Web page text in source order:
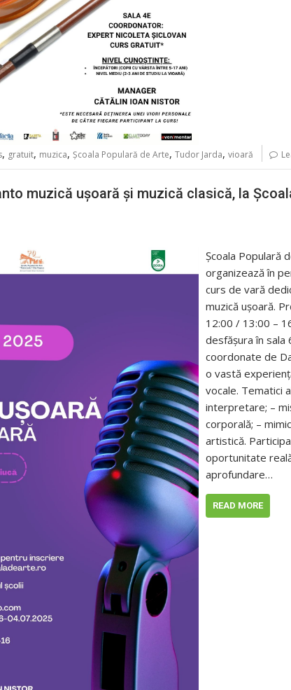
, gratuit, muzica, Şcoala Populară de Arte, Tudor Jarda, vioară
muzică ușoară și muzică clasică, la
Școala Populară
organizează în
curs de vară
muzică ușoară.
12:00 / 13:00 –
desfășura în sala
coordonate de
o vastă
vocale. Tematici
interpretare; –
corporală; –
artistică.
oportunitate
aprofundare…
READ MORE